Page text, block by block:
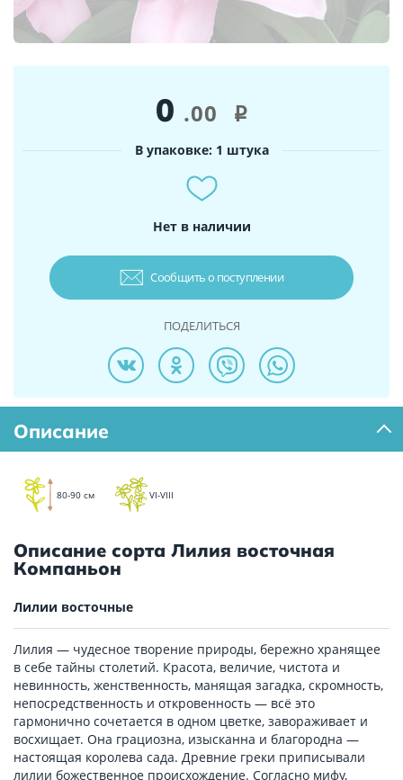
0 .00 i
В упаковке: 1 штука
Нет в наличии
Сообщить о поступлении
ПОДЕЛИТЬСЯ
Описание
80-90 см VI-VIII
Описание сорта Лилия восточная
Компаньон
Лилии восточные
Лилия — чудесное творение природы, бережно хранящее
в себе тайны столетий. Красота, величие, чистота и
невинность, женственность, манящая загадка, скромность,
непосредственность и откровенность — всё это
гармонично сочетается в одном цветке, завораживает и
восхищает. Она грациозна, изысканна и благородна —
настоящая королева сада. Древние греки приписывали
лилии божественное происхождение. Согласно мифу,